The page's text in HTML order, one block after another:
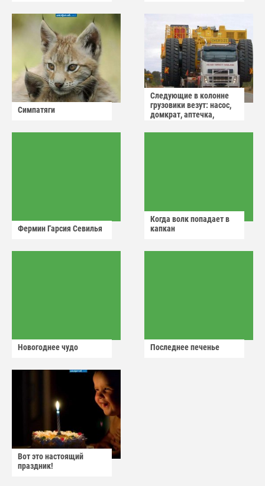
Симпатяги
Следующие в колонне
грузовики везут: насос,
домкрат, аптечка,
Фермин Гарсия Севилья
Когда волк попадает в
капкан
Новогоднее чудо Последнее печенье
Вот это настоящий
праздник!